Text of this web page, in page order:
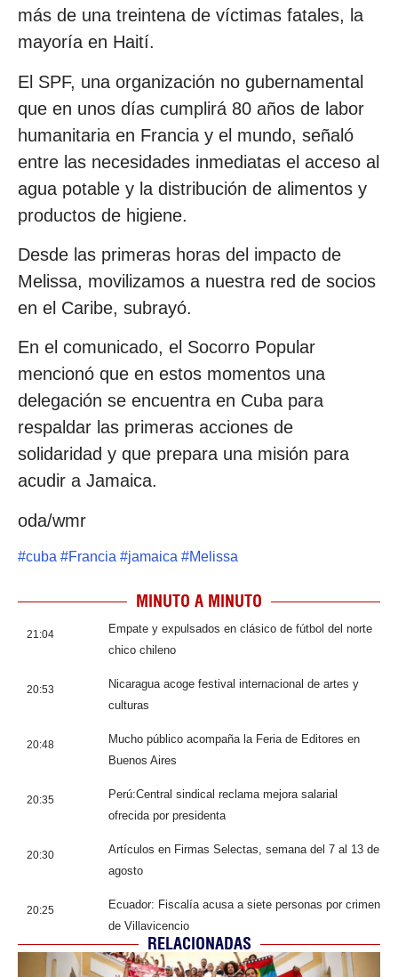
más de una treintena de víctimas fatales, la
mayoría en Haití.
El SPF, una organización no gubernamental
que en unos días cumplirá 80 años de labor
humanitaria en Francia y el mundo, señaló
entre las necesidades inmediatas el acceso al
agua potable y la distribución de alimentos y
productos de higiene.
Desde las primeras horas del impacto de
Melissa, movilizamos a nuestra red de socios
en el Caribe, subrayó.
En el comunicado, el Socorro Popular
mencionó que en estos momentos una
delegación se encuentra en Cuba para
respaldar las primeras acciones de
solidaridad y que prepara una misión para
acudir a Jamaica.
oda/wmr
#cuba #Francia #jamaica #Melissa
MINUTO A MINUTO
21:04
Empate y expulsados en clásico de fútbol del norte
chico chileno
20:53
Nicaragua acoge festival internacional de artes y
culturas
20:48
Mucho público acompaña la Feria de Editores en
Buenos Aires
20:35
Perú:Central sindical reclama mejora salarial
ofrecida por presidenta
20:30
Artículos en Firmas Selectas, semana del 7 al 13 de
agosto
20:25
Ecuador: Fiscalía acusa a siete personas por crimen
de Villavicencio
RELACIONADAS